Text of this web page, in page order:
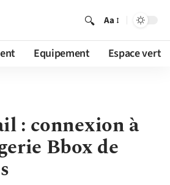
Aa
Equipement Espace vert
: connexion à
Bbox de